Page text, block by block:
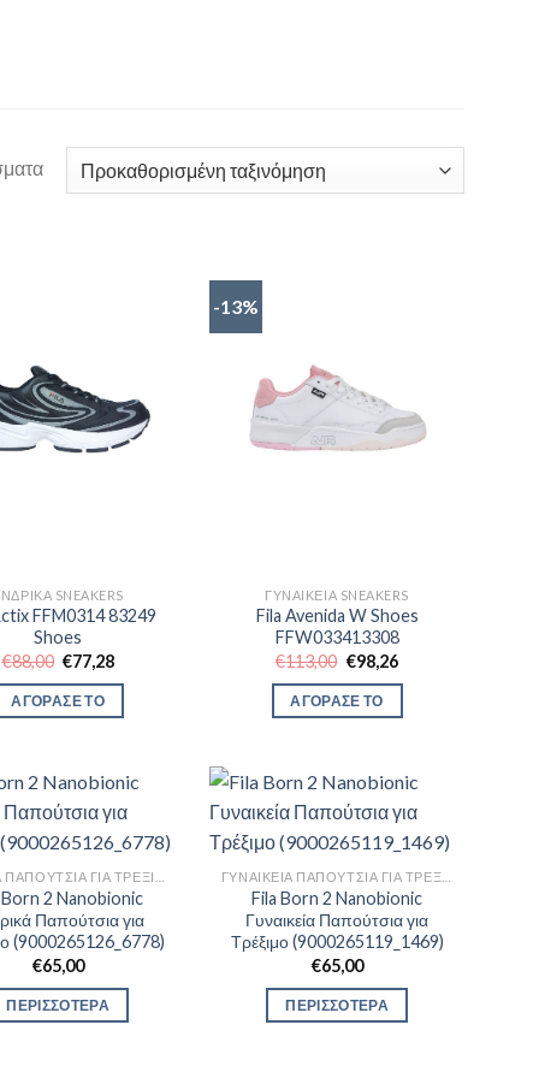
SNEAKERS
FFM0314 83249
Shoes
€88,00 Original
price
was:
€88,00.
€77,28Η
ΑΓΟΡΑΣΕ ΤΟ
-13%
ΓΥΝΑΙΚΕΊΑ SNEAKERS
Fila Avenida W Shoes
FFW033413308
€113,00 Original
price
was:
€113,00.
€98,26Η
ΑΓΟΡΑΣΕ ΤΟ
Born 2 Nanobionic
Παπούτσια για
(9000265126_6778)
€65,00
ΠΕΡΙΣΣΟΤΕΡΑ
Fila Born 2 Nanobionic
Γυναικεία Παπούτσια για
Τρέξιμο (9000265119_1469)
€65,00
ΠΕΡΙΣΣΟΤΕΡΑ